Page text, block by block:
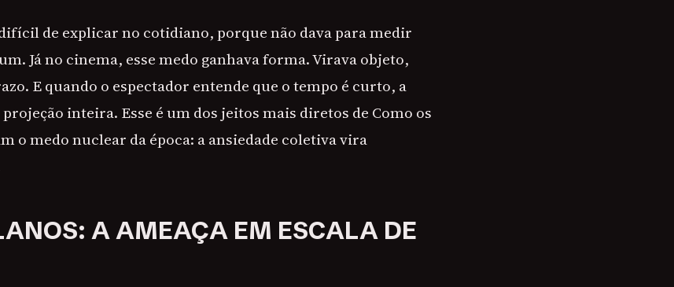
de explicar no cotidiano, porque não dava para medir
Já no cinema, esse medo ganhava forma. Virava objeto,
E quando o espectador entende que o tempo é curto, a
inteira. Esse é um dos jeitos mais diretos de Como os
o medo nuclear da época: a ansiedade coletiva vira
A AMEAÇA EM ESCALA DE